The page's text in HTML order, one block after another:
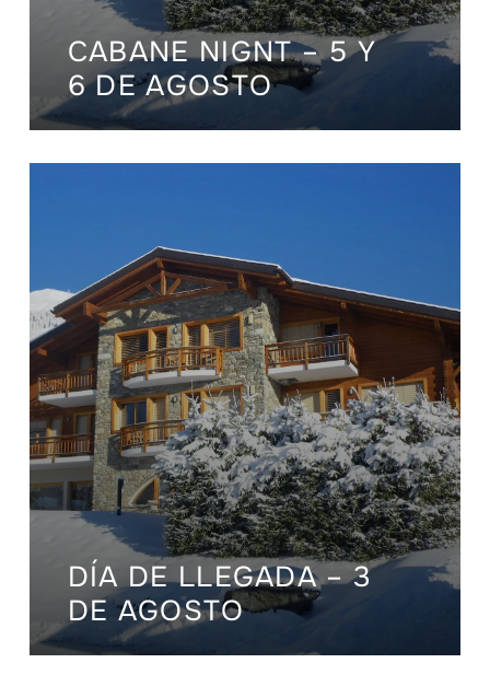
CABANE NIGNT – 5 Y
6 DE AGOSTO
DÍA DE LLEGADA – 3
DE AGOSTO